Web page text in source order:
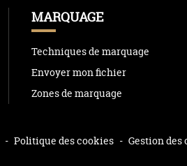
MARQUAGE
Techniques de marquage
Envoyer mon fichier
Zones de marquage
- Politique des cookies - Gestion des